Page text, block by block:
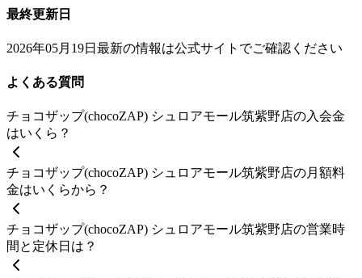
最終更新日
2026年05月19日 最新の情報は公式サイトでご確認ください
よくある質問
チョコザップ(chocoZAP) シュロアモール筑紫野店の入会金
はいくら？
チョコザップ(chocoZAP) シュロアモール筑紫野店の月額料
金はいくらから？
チョコザップ(chocoZAP) シュロアモール筑紫野店の営業時
間と定休日は？